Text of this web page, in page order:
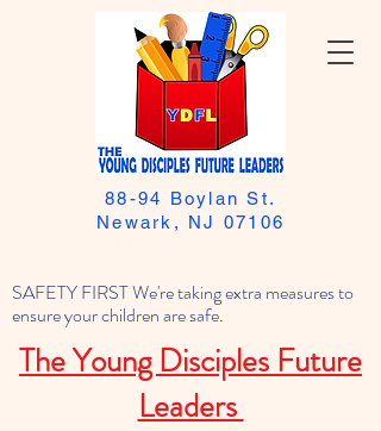
SAFETY FIRST We're taking extra measures to
ensure your children are safe.
The Young Disciples Future
Leaders
88-94 Boylan St.
Newark, NJ 07106